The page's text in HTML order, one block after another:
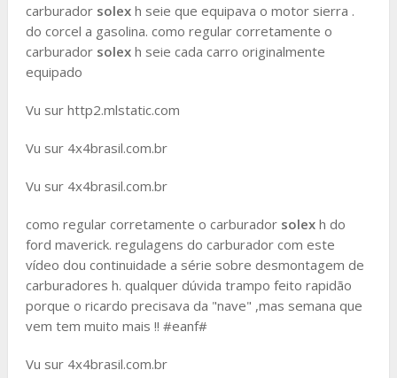
carburador solexh seie que equipava o motor sierra .
do corcel a gasolina. como regular corretamente o
carburador solexh seie cada carro originalmente
equipado
Vu sur http2.mlstatic.com
Vu sur 4x4brasil.com.br
Vu sur 4x4brasil.com.br
como regular corretamente o carburador solexh do
ford maverick. regulagens do carburador com este
vídeo dou continuidade a série sobre desmontagem de
carburadores h. qualquer dúvida trampo feito rapidão
porque o ricardo precisava da "nave" ,mas semana que
vem tem muito mais !! #eanf#
Vu sur 4x4brasil.com.br